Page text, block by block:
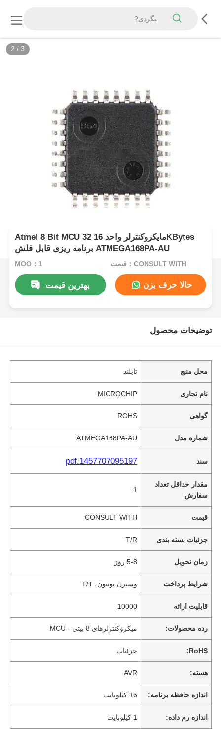
2 / 3
Atmel 8 Bit MCU مایکروکنترلر واحد 16 32KBytes
برنامه ریزی قابل فلش ATMEGA168PA-AU
MOQ：1 قیمت：CONSULT WITH
بهترین قیمت حالا حرف بزن
توضیحات محصول
محل منبع تایلند
نام تجاری MICROCHIP
گواهی ROHS
شماره مدل ATMEGA168PA-AU
سند 1457707095197.pdf
مقدار حداقل تعداد
سفارش
1
قیمت CONSULT WITH
جزئیات بسته بندی T/R
زمان تحویل 5-8 روز
شرایط پرداخت وسترن یونیون، T/T
قابلیت ارائه 10000
رده محصولات: میکروکنترلرهای 8 بیتی - MCU
RoHS: جزئیات
هسته: AVR
اندازه حافظه برنامه: 16 کیلوبایت
اندازه رم داده: 1 کیلوبایت